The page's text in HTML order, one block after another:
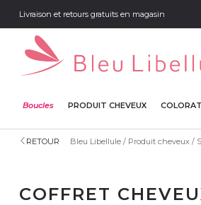
Livraison et retours gratuits en magasin
Boucles PRODUIT CHEVEUX
RETOUR Bleu Libellule Produit cheveux
COFFRET